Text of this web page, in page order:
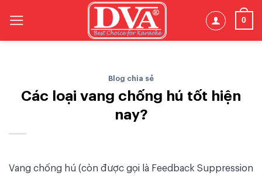
content
0
Blog chia sẻ
Các loại vang chống hú tốt hiện
nay?
Vang chống hú (còn được gọi là Feedback Suppression